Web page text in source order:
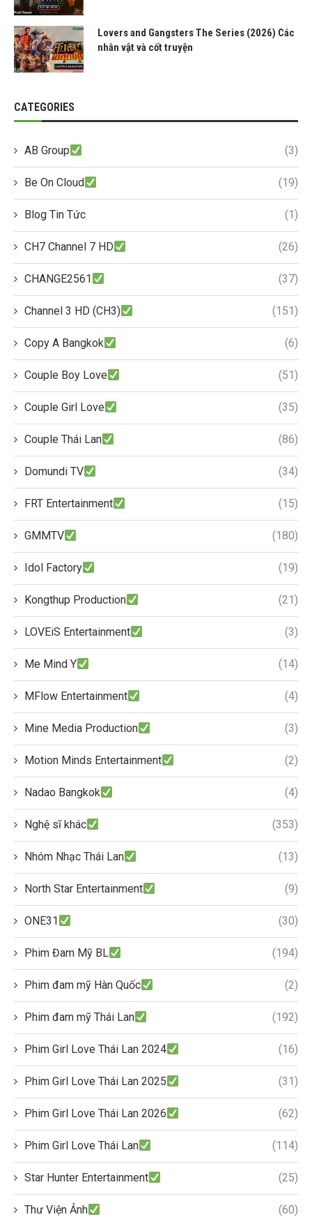
Lovers and Gangsters The Series (2026) Các
nhân vật và cốt truyện
CATEGORIES
AB Group (3)
Be On Cloud (19)
Blog Tin Tức (1)
CH7 Channel 7 HD (26)
CHANGE2561 (37)
Channel 3 HD (CH3) (151)
Copy A Bangkok (6)
Couple Boy Love (51)
Couple Girl Love (35)
Couple Thái Lan (86)
Domundi TV (34)
FRT Entertainment (15)
GMMTV (180)
Idol Factory (19)
Kongthup Production (21)
LOVEiS Entertainment (3)
Me Mind Y (14)
MFlow Entertainment (4)
Mine Media Production (3)
Motion Minds Entertainment (2)
Nadao Bangkok (4)
Nghệ sĩ khác (353)
Nhóm Nhạc Thái Lan (13)
North Star Entertainment (9)
ONE31 (30)
Phim Đam Mỹ BL (194)
Phim đam mỹ Hàn Quốc (2)
Phim đam mỹ Thái Lan (192)
Phim Girl Love Thái Lan 2024 (16)
Phim Girl Love Thái Lan 2025 (31)
Phim Girl Love Thái Lan 2026 (62)
Phim Girl Love Thái Lan (114)
Star Hunter Entertainment (25)
Thư Viện Ảnh (60)